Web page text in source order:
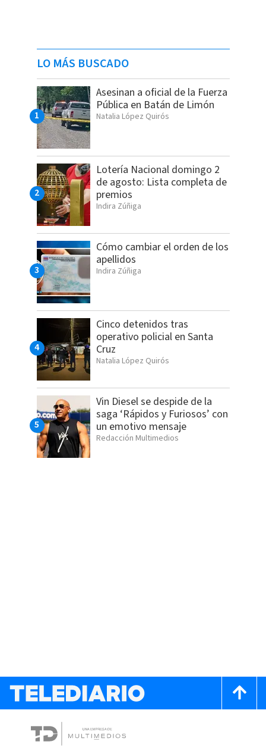
LO MÁS BUSCADO
Asesinan a oficial de la Fuerza
Pública en Batán de Limón
Natalia López Quirós
Lotería Nacional domingo 2
de agosto: Lista completa de
premios
Indira Zúñiga
Cómo cambiar el orden de los
apellidos
Indira Zúñiga
Cinco detenidos tras
operativo policial en Santa
Cruz
Natalia López Quirós
Vin Diesel se despide de la
saga ‘Rápidos y Furiosos’ con
un emotivo mensaje
Redacción Multimedios